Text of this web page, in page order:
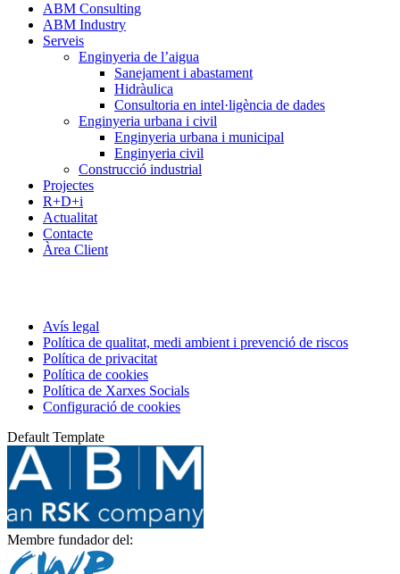
ABM Consulting
ABM Industry
Serveis
Enginyeria de l’aigua
Sanejament i abastament
Hidràulica
Consultoria en intel·ligència de dades
Enginyeria urbana i civil
Enginyeria urbana i municipal
Enginyeria civil
Construcció industrial
Projectes
R+D+i
Actualitat
Contacte
Àrea Client
Avís legal
Política de qualitat, medi ambient i prevenció de riscos
Política de privacitat
Política de cookies
Política de Xarxes Socials
Configuració de cookies
Default Template
Membre fundador del: